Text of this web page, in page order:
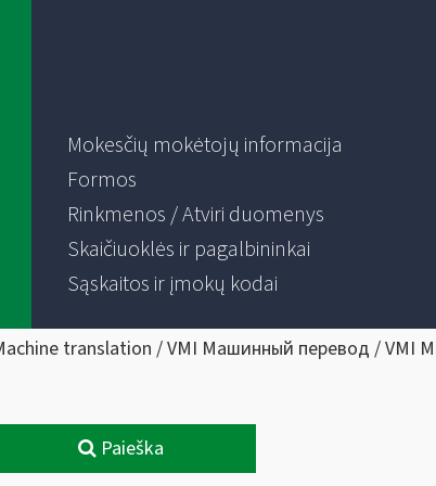
Mokesčių mokėtojų informacija
Formos
Rinkmenos / Atviri duomenys
Skaičiuoklės ir pagalbininkai
Sąskaitos ir įmokų kodai
translation / VMI Машинный перевод / VMI
Paieška